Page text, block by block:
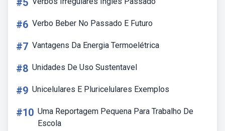
#5
#6 Verbo Beber No Passado E Futuro
#7 Vantagens Da Energia Termoelétrica
#8 Unidades De Uso Sustentavel
#9 Unicelulares E Pluricelulares Exemplos
#10 Uma Reportagem Pequena Para Trabalho De
Escola